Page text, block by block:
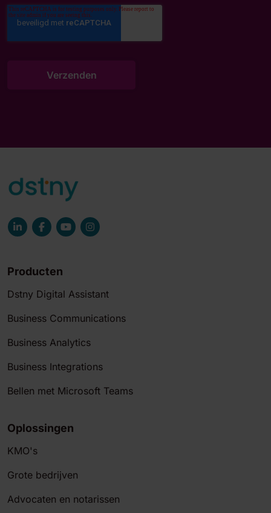
Producten
Dstny Digital Assistant
Business Communications
Business Analytics
Business Integrations
Bellen met Microsoft Teams
Oplossingen
KMO's
Grote bedrijven
Advocaten en notarissen